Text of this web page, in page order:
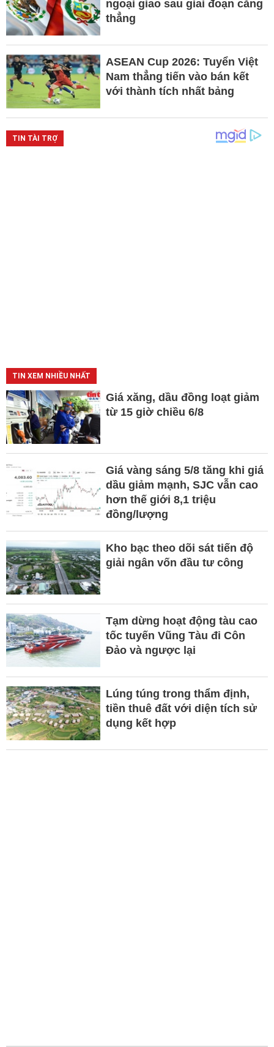
ngoại giao sau giai đoạn căng
thẳng
ASEAN Cup 2026: Tuyển Việt
Nam thẳng tiến vào bán kết
với thành tích nhất bảng
TIN XEM NHIỀU NHẤT
Giá xăng, dầu đồng loạt giảm
từ 15 giờ chiều 6/8
Giá vàng sáng 5/8 tăng khi giá
dầu giảm mạnh, SJC vẫn cao
hơn thế giới 8,1 triệu
đồng/lượng
Kho bạc theo dõi sát tiến độ
giải ngân vốn đầu tư công
Tạm dừng hoạt động tàu cao
tốc tuyến Vũng Tàu đi Côn
Đảo và ngược lại
Lúng túng trong thẩm định,
tiền thuê đất với diện tích sử
dụng kết hợp